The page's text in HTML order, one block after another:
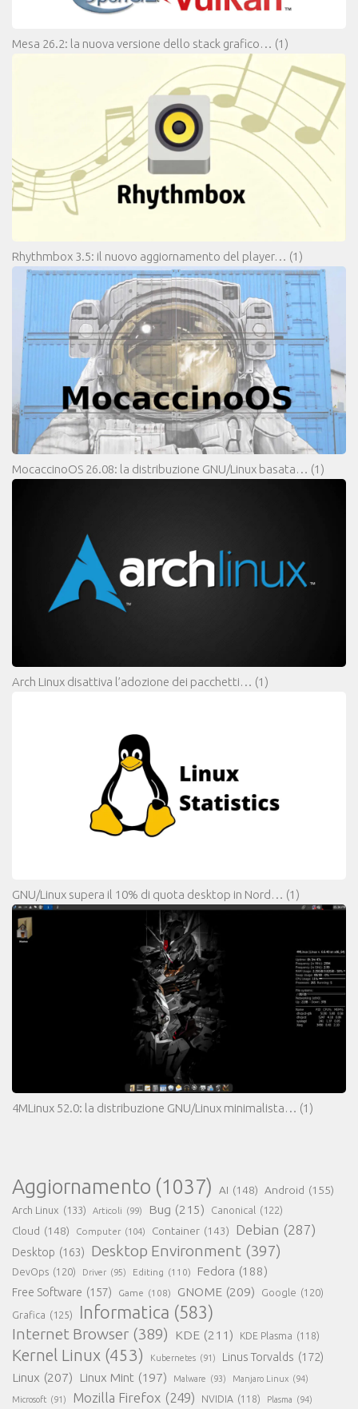
Mesa 26.2: la nuova versione dello stack grafico… (1)
Rhythmbox 3.5: il nuovo aggiornamento del player… (1)
MocaccinoOS 26.08: la distribuzione GNU/Linux basata… (1)
Arch Linux disattiva l’adozione dei pacchetti… (1)
GNU/Linux supera il 10% di quota desktop in Nord… (1)
4MLinux 52.0: la distribuzione GNU/Linux minimalista… (1)
Aggiornamento (1037) AI (148) Android (155)
Arch Linux (133) Articoli (99) Bug (215) Canonical (122)
Cloud (148) Computer (104) Container (143) Debian (287)
Desktop (163) Desktop Environment (397)
DevOps (120) Driver (95) Editing (110) Fedora (188)
Free Software (157) Game (108) GNOME (209) Google (120)
Grafica (125) Informatica (583)
Internet Browser (389) KDE (211) KDE Plasma (118)
Kernel Linux (453) Kubernetes (91) Linus Torvalds (172)
Linux (207) Linux Mint (197) Malware (93) Manjaro Linux (94)
Microsoft (91) Mozilla Firefox (249) NVIDIA (118) Plasma (94)